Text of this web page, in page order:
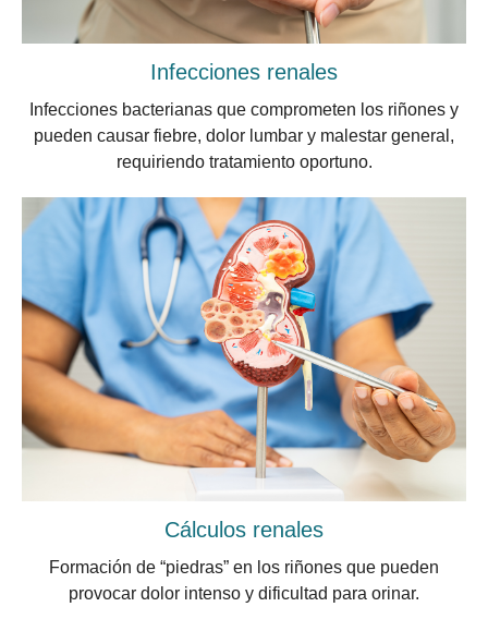
Infecciones renales
Infecciones bacterianas que comprometen los riñones y
pueden causar fiebre, dolor lumbar y malestar general,
requiriendo tratamiento oportuno.
Cálculos renales
Formación de “piedras” en los riñones que pueden
provocar dolor intenso y dificultad para orinar.